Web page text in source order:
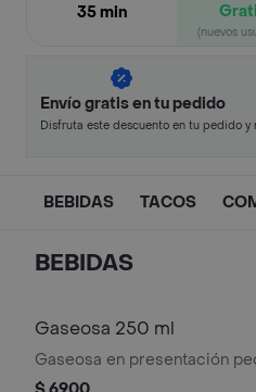
35 min
(nuevos
Envío gratis en tu pedido
Disfruta este descuento en tu pedido y
BEBIDAS TACOS
BEBIDAS
Gaseosa 250 ml
Gaseosa en presentación